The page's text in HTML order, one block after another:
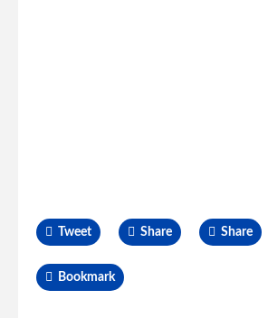
Tweet Share Share
Bookmark